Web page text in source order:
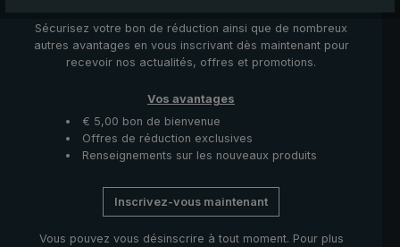
Sécurisez votre bon de réduction ainsi que de nombreux
autres avantages en vous inscrivant dès maintenant pour
recevoir nos actualités, offres et promotions.
Vos avantages
€ 5,00 bon de bienvenue
Offres de réduction exclusives
Renseignements sur les nouveaux produits
Inscrivez-vous maintenant
Vous pouvez vous désinscrire à tout moment. Pour plus